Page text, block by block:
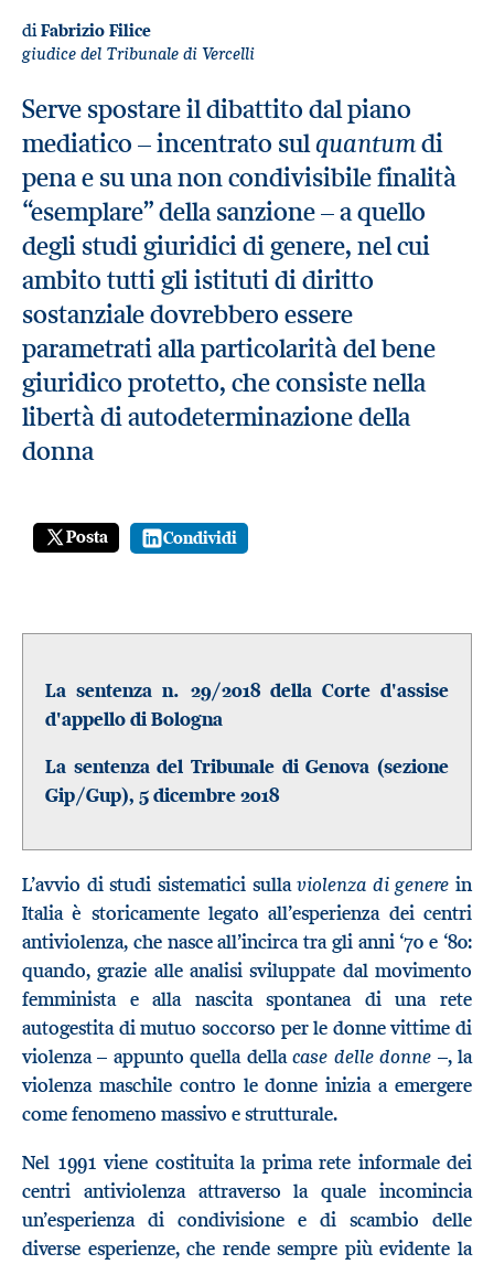
diFabrizio Filice
giudice del Tribunale di Vercelli
Serve spostare il dibattito dal piano
mediatico – incentrato sulquantumdi
pena e su una non condivisibile finalità
“esemplare” della sanzione – a quello
degli studi giuridici di genere, nel cui
ambito tutti gli istituti di diritto
sostanziale dovrebbero essere
parametrati alla particolarità del bene
giuridico protetto, che consiste nella
libertà di autodeterminazione della
donna
Posta Condividi
La sentenza n. 29/2018 della Corte d'assise
d'appello di Bologna
La sentenza del Tribunale di Genova (sezione
Gip/Gup), 5 dicembre 2018
L’avvio di studi sistematici sullaviolenza di genere in
Italia è storicamente legato all’esperienza dei centri
antiviolenza, che nasce all’incirca tra gli anni ‘70 e ‘80:
quando, grazie alle analisi sviluppate dal movimento
femminista e alla nascita spontanea di una rete
autogestita di mutuo soccorso per le donne vittime di
violenza – appunto quella dellacase delle donne –, la
violenza maschile contro le donne inizia a emergere
come fenomeno massivo e strutturale.
Nel 1991 viene costituita la prima rete informale dei
centri antiviolenza attraverso la quale incomincia
un’esperienza di condivisione e di scambio delle
diverse esperienze, che rende sempre più evidente la